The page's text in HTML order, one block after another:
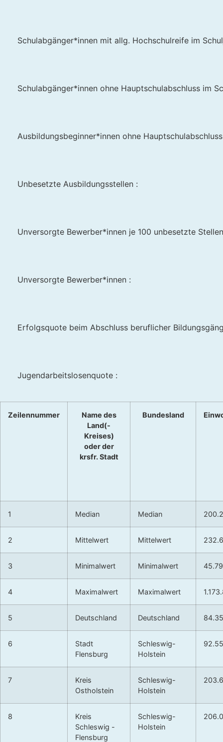
Schulabgänger*innen mit allg. Hochschulreife im
Schulabgänger*innen ohne Hauptschulabschluss im
Ausbildungsbeginner*innen ohne
Unbesetzte Ausbildungsstellen :
Unversorgte Bewerber*innen je 100 unbesetzte
Unversorgte Bewerber*innen :
Erfolgsquote beim Abschluss beruflicher
Jugendarbeitslosenquote :
Zeilennummer
Name des
Land(-
Kreises)
oder der
krsfr. Stadt
Bundesland
1 Median Median
2 Mittelwert Mittelwert
3 Minimalwert Minimalwert
4 Maximalwert Maximalwert
5 Deutschland Deutschland
6
Stadt
Flensburg
Schleswig-
Holstein
7
Kreis
Ostholstein
Schleswig-
Holstein
8
Kreis
Schleswig -
Flensburg
Schleswig-
Holstein